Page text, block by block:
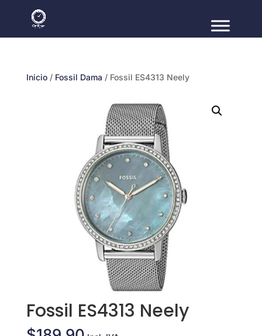
Inicio/ Fossil Dama / Fossil ES4313 Neely
Fossil ES4313 Neely